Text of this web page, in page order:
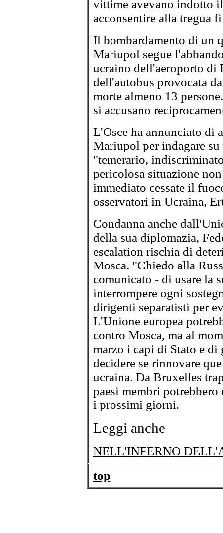
vittime avevano indotto
acconsentire alla tregua
Il bombardamento di un
Mariupol segue
ucraino dell'aeroporto di
dell'autobus provocata
morte almeno 13
si accusano
L'Osce ha annunciato di
Mariupol per indagare
"temerario,
pericolosa situazione
immediato cessate il
osservatori in Ucraina,
Condanna anche
della sua diplomazia,
escalation rischia di
Mosca. "Chiedo alla
comunicato - di usare la
interrompere ogni
dirigenti separatisti per
L'Unione europea
contro Mosca, ma al
marzo i capi di Stato e
decidere se rinnovare
ucraina. Da Bruxelles
paesi membri potrebbero
i prossimi giorni.
Leggi anche
NELL'INFERNO
top